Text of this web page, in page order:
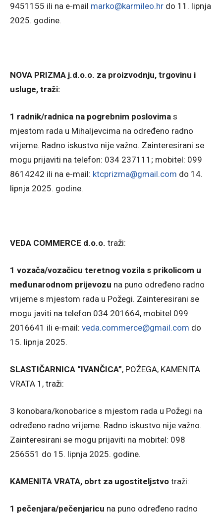
9451155 ili na e-mail marko@karmileo.hr do 11. lipnja
2025. godine.
NOVA PRIZMA j.d.o.o. za proizvodnju, trgovinu i
usluge, traži:
1 radnik/radnica na pogrebnim poslovima s
mjestom rada u Mihaljevcima na određeno radno
vrijeme. Radno iskustvo nije važno. Zainteresirani se
mogu prijaviti na telefon: 034 237111; mobitel: 099
8614242 ili na e-mail: ktcprizma@gmail.com do 14.
lipnja 2025. godine.
VEDA COMMERCE d.o.o. traži:
1 vozača/vozačicu teretnog vozila s prikolicom u
međunarodnom prijevozu na puno određeno radno
vrijeme s mjestom rada u Požegi. Zainteresirani se
mogu javiti na telefon 034 201664, mobitel 099
2016641 ili e-mail: veda.commerce@gmail.com do
15. lipnja 2025.
SLASTIČARNICA “IVANČICA”, POŽEGA, KAMENITA
VRATA 1, traži:
3 konobara/konobarice s mjestom rada u Požegi na
određeno radno vrijeme. Radno iskustvo nije važno.
Zainteresirani se mogu prijaviti na mobitel: 098
256551 do 15. lipnja 2025. godine.
KAMENITA VRATA, obrt za ugostiteljstvo traži:
1 pečenjara/pečenjaricu na puno određeno radno